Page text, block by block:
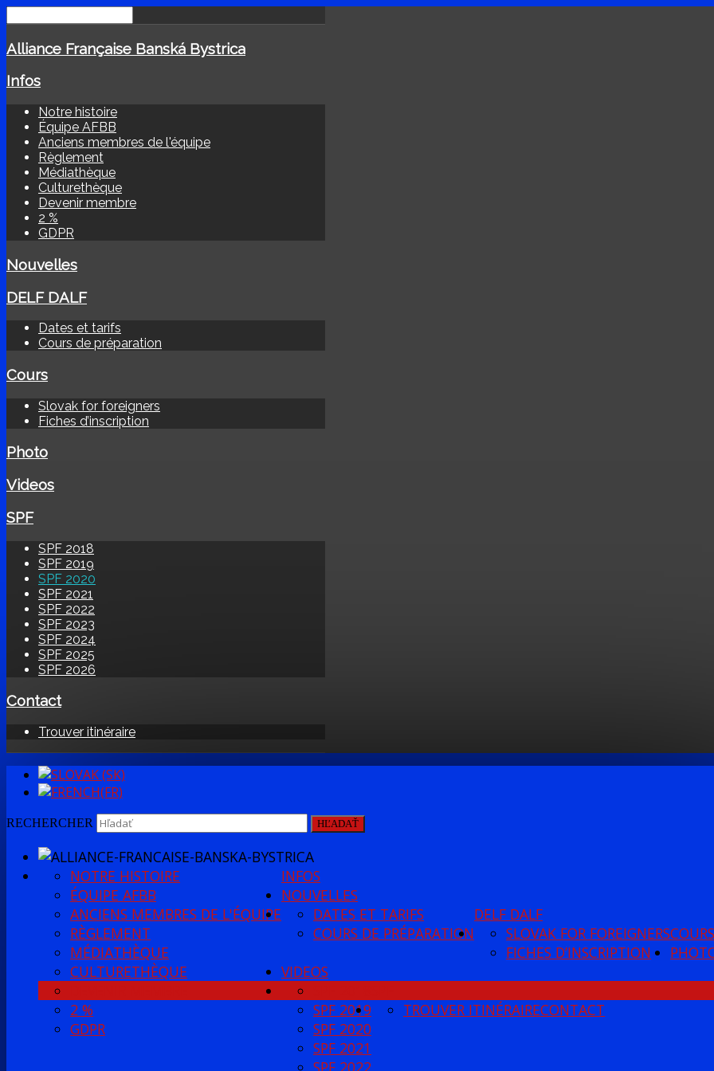
Alliance Française Banská Bystrica
Infos
Notre histoire
Équipe AFBB
Anciens membres de l'équipe
Règlement
Médiathèque
Culturethèque
Devenir membre
2 %
GDPR
Nouvelles
DELF DALF
Dates et tarifs
Cours de préparation
Cours
Slovak for foreigners
Fiches d’inscription
Photo
Videos
SPF
SPF 2018
SPF 2019
SPF 2020
SPF 2021
SPF 2022
SPF 2023
SPF 2024
SPF 2025
SPF 2026
Contact
Trouver itinéraire
RECHERCHER HĽADAŤ
INFOS
NOTRE HISTOIRE
ÉQUIPE AFBB
ANCIENS MEMBRES DE L'ÉQUIPE
RÈGLEMENT
MÉDIATHÈQUE
CULTURETHÈQUE
2 %
GDPR
NOUVELLES
DELF DALF
DATES ET TARIFS
COURS DE PRÉPARATION
COURS
SLOVAK FOR FOREIGNERS
FICHES D’INSCRIPTION
VIDEOS
SPF 2019
SPF 2020
SPF 2021
SPF 2022
CONTACT
TROUVER ITINÉRAIRE